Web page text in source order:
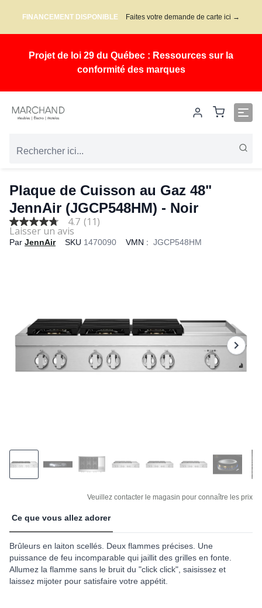
FINANCEMENT DISPONIBLE Faites votre demande de carte ici →
Projet de loi 29 du Québec : Ressources sur la
conformité des marques
Plaque de Cuisson au Gaz 48"
JennAir (JGCP548HM) - Noir
4.7
out
of
Reviews.
Same
page
link.
4.7 (11)
Par JennAir SKU 1470090 VMN : JGCP548HM
Veuillez contacter le magasin pour connaître les prix
Ce que vous allez adorer
Brûleurs en laiton scellés. Deux flammes précises. Une
puissance de feu incomparable qui jaillit des grilles en fonte.
Allumez la flamme sans le bruit du "click click", saisissez et
laissez mijoter pour satisfaire votre appétit.